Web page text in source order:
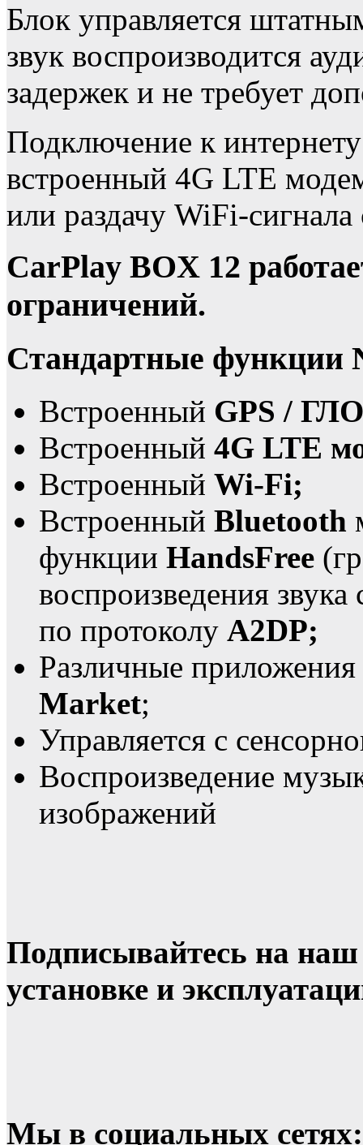
Блок управляется
звук воспроизводится
задержек и не требует
Подключение к
встроенный 4G LTE
или раздачу WiFi-
CarPlay BOX 12
ограничений.
Стандартные функции
Встроенный GPS /
Встроенный 4G LTE
Встроенный Wi-Fi;
Встроенный Bluetooth
функции HandsFree
воспроизведения
по протоколу A2DP;
Различные
Market;
Управляется с
Воспроизведение
изображений
Подписывайтесь на
установке и
Мы в социальных